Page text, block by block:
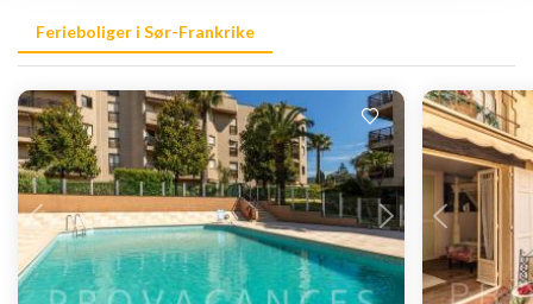
Ferieboliger i Sør-Frankrike
Laster inn...